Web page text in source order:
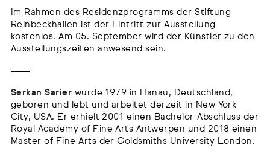
Im Rahmen des Residenzprogramms der Stiftung
Reinbeckhallen ist der Eintritt zur Ausstellung
kostenlos. Am 05. September wird der Künstler zu den
Ausstellungszeiten anwesend sein.
Serkan Sarier wurde 1979 in Hanau, Deutschland,
geboren und lebt und arbeitet derzeit in New York
City, USA. Er erhielt 2001 einen Bachelor-Abschluss der
Royal Academy of Fine Arts Antwerpen und 2018 einen
Master of Fine Arts der Goldsmiths University London.